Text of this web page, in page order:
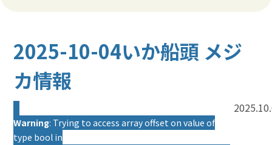
2025-10-04いか船頭 メジ
カ情報
Warning: Trying to access array offset on value of
type bool in